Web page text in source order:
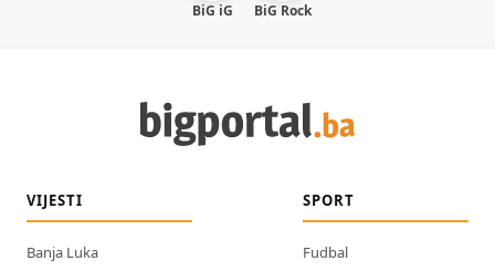
BiG iG BiG Rock
VIJESTI
Banja Luka
SPORT
Fudbal